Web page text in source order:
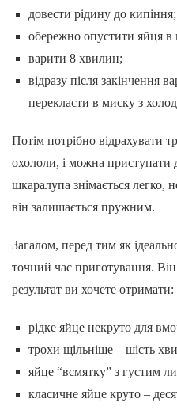
довести рідину до кипіння;
обережно опустити яйця
варити 8 хвилин;
відразу після закінчення
перекласти в миску з
Потім потрібно відрахувати
охололи, і можна
шкаралупа знімається легко,
він залишається пружним.
Загалом, перед тим як
точний час приготування.
результат ви хочете отримати:
рідке яйце некруто для
трохи щільніше – шість
яйце “всмятку” з густим
класичне яйце круто –